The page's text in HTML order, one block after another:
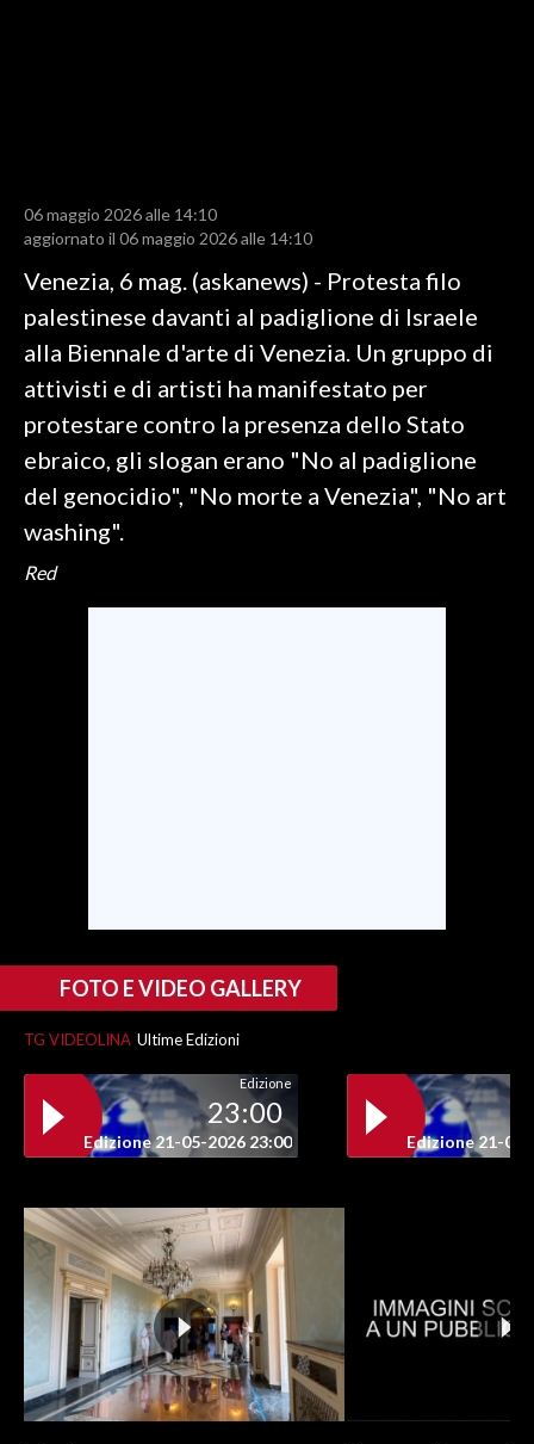
RISULTATI E CLASSIFICHE
CALCIO REGIONALE
BASKET
VOLLEY
MOTORI
TENNIS
ALTRI SPORT
CULTURA
SPETTACOLI
INFO AZIENDE
ABBONATI
NECROLOGI
PUBBLICITÀ
SPIAGGE
STORE
06 maggio 2026 alle 14:10
aggiornato il 06 maggio 2026 alle 14:10
Venezia, 6 mag. (askanews) - Protesta filo
palestinese davanti al padiglione di Israele
alla Biennale d'arte di Venezia. Un gruppo di
attivisti e di artisti ha manifestato per
protestare contro la presenza dello Stato
ebraico, gli slogan erano "No al padiglione
del genocidio", "No morte a Venezia", "No art
washing".
Red
FOTO E VIDEO GALLERY
TG VIDEOLINA Ultime Edizioni
Edizione
23:00
Edizione 21-05-2026 23:00 Edizione 21-05-